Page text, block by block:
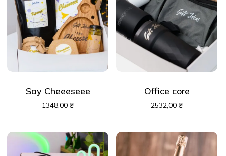
Say Cheeeseee
1348,00 ₴
Office core
2532,00 ₴